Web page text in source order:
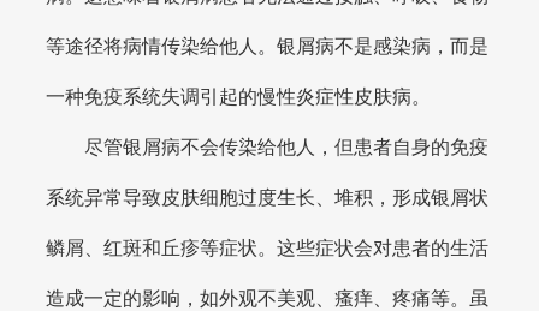
等途径将病情传染给他人。银屑病不是感染病，而是
一种免疫系统失调引起的慢性炎症性皮肤病。
尽管银屑病不会传染给他人，但患者自身的免疫
系统异常导致皮肤细胞过度生长、堆积，形成银屑状
鳞屑、红斑和丘疹等症状。这些症状会对患者的生活
造成一定的影响，如外观不美观、瘙痒、疼痛等。虽